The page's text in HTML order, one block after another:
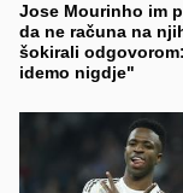
Jose Mourinho im
da ne računa na
šokirali
idemo nigdje"